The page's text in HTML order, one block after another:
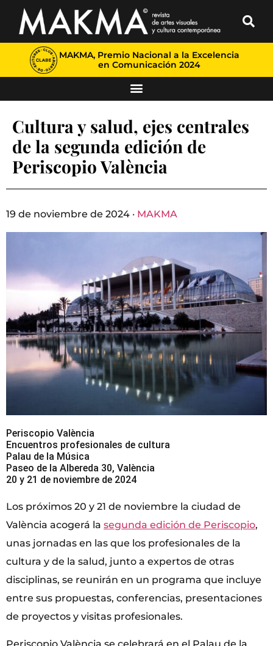
MAKMA, Premio Nacional a la Excelencia
en Comunicación 2024
Cultura y salud, ejes centrales
de la segunda edición de
Periscopio València
19 de noviembre de 2024 · MAKMA
Periscopio València
Encuentros profesionales de cultura
Palau de la Música
Paseo de la Albereda 30, València
20 y 21 de noviembre de 2024
Los próximos 20 y 21 de noviembre la ciudad de
València acogerá la segunda edición de Periscopio,
unas jornadas en las que los profesionales de la
cultura y de la salud, junto a expertos de otras
disciplinas, se reunirán en un programa que incluye
entre sus propuestas, conferencias, presentaciones
de proyectos y visitas profesionales.